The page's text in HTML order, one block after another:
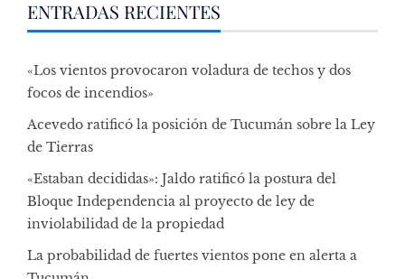
ENTRADAS RECIENTES
«Los vientos provocaron voladura de techos y dos
focos de incendios»
Acevedo ratificó la posición de Tucumán sobre la Ley
de Tierras
«Estaban decididas»: Jaldo ratificó la postura del
Bloque Independencia al proyecto de ley de
inviolabilidad de la propiedad
La probabilidad de fuertes vientos pone en alerta a